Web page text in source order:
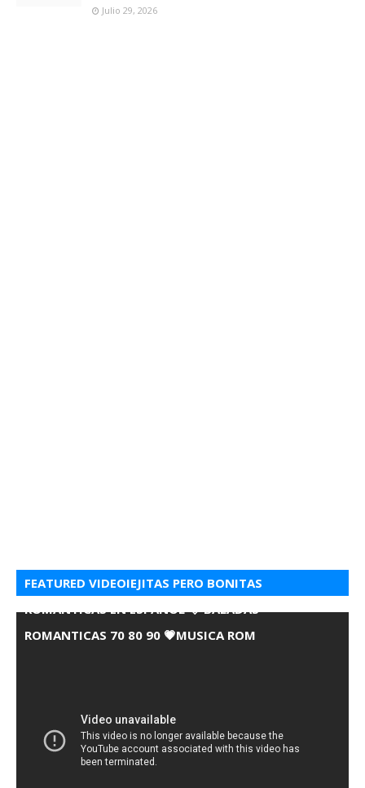
Julio 29, 2026
FEATURED VIDEOIEJITAS PERO BONITAS
ROMANTICAS EN ESPANOL 💘 BALADAS
ROMANTICAS 70 80 90 💗MUSICA ROM